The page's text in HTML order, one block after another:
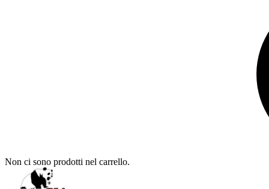
Non ci sono prodotti nel carrello.